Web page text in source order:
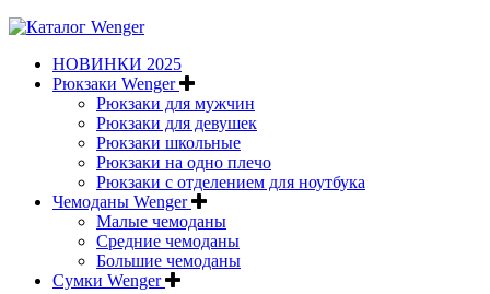
НОВИНКИ 2025
Рюкзаки Wenger
Рюкзаки для мужчин
Рюкзаки для девушек
Рюкзаки школьные
Рюкзаки на одно плечо
Рюкзаки с отделением для ноутбука
Чемоданы Wenger
Малые чемоданы
Средние чемоданы
Большие чемоданы
Сумки Wenger